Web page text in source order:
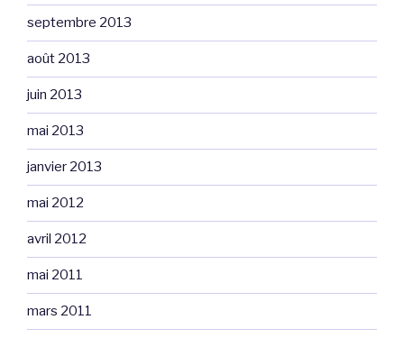
septembre 2013
août 2013
juin 2013
mai 2013
janvier 2013
mai 2012
avril 2012
mai 2011
mars 2011